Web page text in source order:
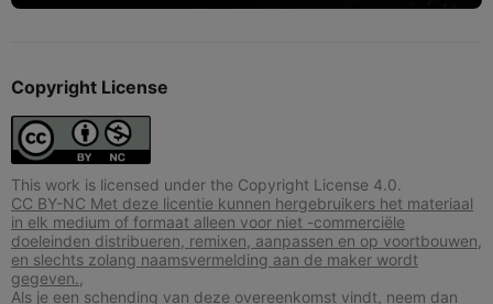
Copyright License
This work is licensed under the Copyright License 4.0.
CC BY-NC Met deze licentie kunnen hergebruikers het materiaal
in elk medium of formaat alleen voor niet -commerciële
doeleinden distribueren, remixen, aanpassen en op voortbouwen,
en slechts zolang naamsvermelding aan de maker wordt
gegeven.,
Als je een schending van deze overeenkomst vindt, neem dan